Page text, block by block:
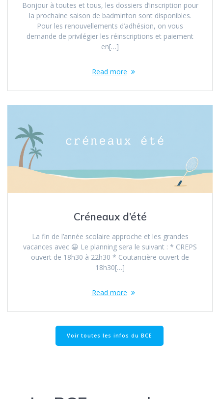
Bonjour à toutes et tous, les dossiers d’inscription pour
la prochaine saison de badminton sont disponibles.
Pour les renouvellements d’adhésion, on vous
demande de privilégier les réinscriptions et paiement
en[…]
Read more
Créneaux d’été
La fin de l’année scolaire approche et les grandes
vacances avec 😀 Le planning sera le suivant : * CREPS
ouvert de 18h30 à 22h30 * Coutancière ouvert de
18h30[…]
Read more
Voir toutes les infos du BCE